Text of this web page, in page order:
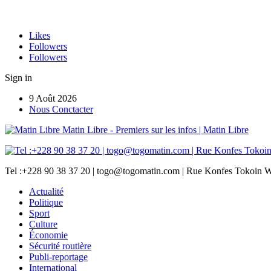
Likes
Followers
Followers
Sign in
9 Août 2026
Nous Conctacter
Matin Libre - Premiers sur les infos | Matin Libre
Tel :+228 90 38 37 20 | togo@togomatin.com | Rue Konfes Tokoin
Actualité
Politique
Sport
Culture
Économie
Sécurité routière
Publi-reportage
International